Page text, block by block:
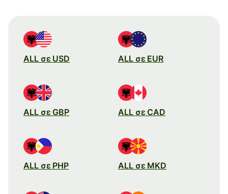
ALL σε USD ALL σε EUR
ALL σε GBP ALL σε CAD
ALL σε PHP ALL σε MKD